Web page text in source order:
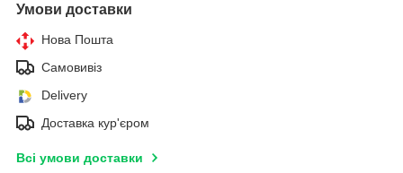
Умови доставки
Нова Пошта
Самовивіз
Delivery
Доставка кур'єром
Всі умови доставки